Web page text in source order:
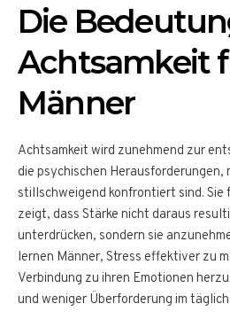
Die
Achtsamkeit
Männer
Achtsamkeit wird zunehmend zur
die psychischen Herausforderungen,
stillschweigend konfrontiert sind.
zeigt, dass Stärke nicht daraus
unterdrücken, sondern sie
lernen Männer, Stress effektiver zu
Verbindung zu ihren Emotionen
und weniger Überforderung im